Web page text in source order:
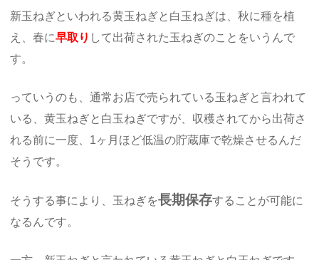
新玉ねぎといわれる黄玉ねぎと白玉ねぎは、秋に種を植
え、春に早取り して出荷された玉ねぎのことをいうんで
す。
っていうのも、通常お店で売られている玉ねぎと言われて
いる、黄玉ねぎと白玉ねぎですが、収穫されてから出荷さ
れる前に一度、1ヶ月ほど低温の貯蔵庫で乾燥させるんだ
そうです。
そうする事により、玉ねぎを長期保存することが可能に
なるんです。